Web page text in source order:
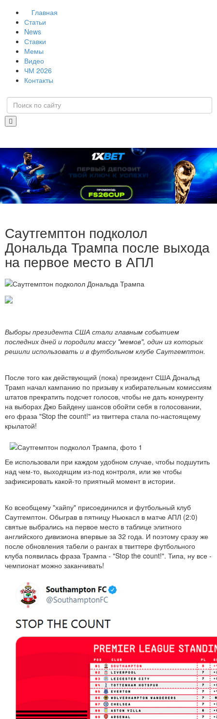
Главная
Статьи
News
Ставки
Мемы
Видео
ЧМ 2026
Контакты
Саутгемптон подколол
Дональда Трампа после выхода
на первое место в АПЛ
Выборы президента США стали главным событием
последних дней и породили массу "мемов", один из которых
решили использовать и в футбольном клубе Саутгемптон.
После того как действующий (пока) президент США Дональд
Трамп начал кампанию по призыву к избирательным комиссиям
штатов прекратить подсчет голосов, чтобы не дать конкуренту
на выборах Джо Байдену шансов обойти себя в голосовании,
его фраза "Stop the count!" из твиттера стала по-настоящему
крылатой!
Ее использовали при каждом удобном случае, чтобы подшутить
над чем-то, выходящим из-под контроля, или же чтобы
зафиксировать какой-то приятный момент в истории.
Ко всеобщему "хайпу" присоединился и футбольный клуб
Саутгемптон. Обыграв в пятницу Ньюкасл в матче АПЛ (2:0)
святые выбрались на первое место в таблице элитного
английского дивизиона впервые за 32 года. И поэтому сразу же
после обновления табели о рангах в твиттере футбольного
клуба появилась фраза Трампа - "Stop the count!". Типа, ну все -
чемпионат можно заканчивать!